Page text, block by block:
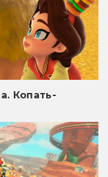
Копать-